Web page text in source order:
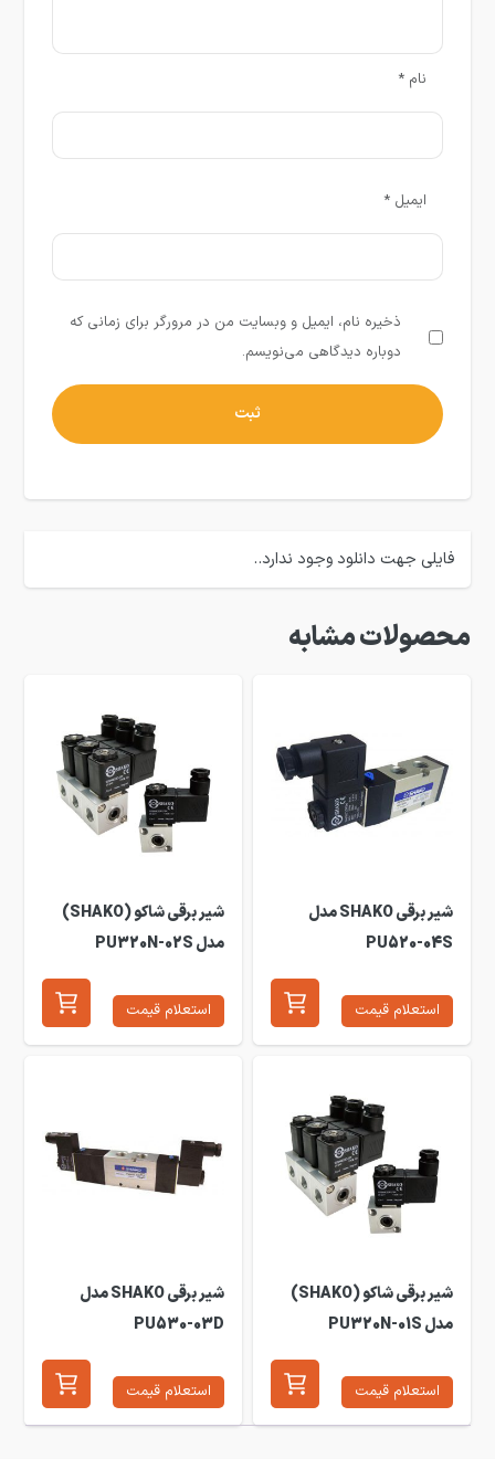
نام*
ایمیل*
ذخیره نام، ایمیل و وبسایت من در مرورگر برای زمانی که
دوباره دیدگاهی می‌نویسم.
فایلی جهت دانلود وجود ندارد..
محصولات مشابه
شیر برقی SHAKO مدل
PU520-04S
استعلام قیمت
شیر برقی شاکو (SHAKO)
مدل PU320N-02S
استعلام قیمت
شیر برقی شاکو (SHAKO)
مدل PU320N-01S
استعلام قیمت
شیر برقی SHAKO مدل
PU530-03D
استعلام قیمت